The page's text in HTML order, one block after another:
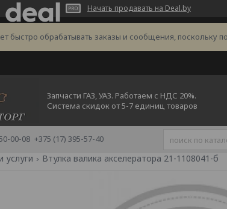
Начать продавать на Deal.by
быстро обрабатывать заказы и сообщения, поскольку
Запчасти ГАЗ, УАЗ. Работаем с НДС 20%.
Система скидок от 5-7 единиц товаров
00-08 +375 (17) 395-57-40
услуги Втулка валика акселератора 21-1108041-б